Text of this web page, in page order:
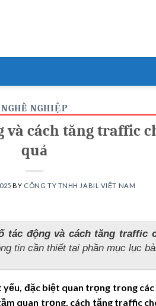
NGHỀ NGHIỆP
và cách tăng traffic
quả
BY CÔNG TY TNHH JABIL VIỆT NAM
tác động và cách tăng traffic
tin cần thiết tại phần mục lục
đặc biệt quan trọng trong
quan trọng, cách tăng traffic